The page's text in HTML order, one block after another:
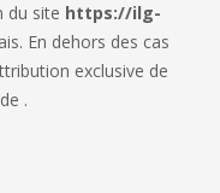
du site https://ilg-
En dehors des cas
exclusive de
.